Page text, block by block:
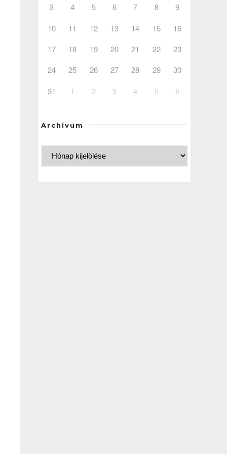
3
4 5 6 7 8
9
10
11 12 13 14 15
16
17
18 19 20 21 22
23
24
25 26 27 28 29
30
31
1 2 3 4 5 6
Archívum